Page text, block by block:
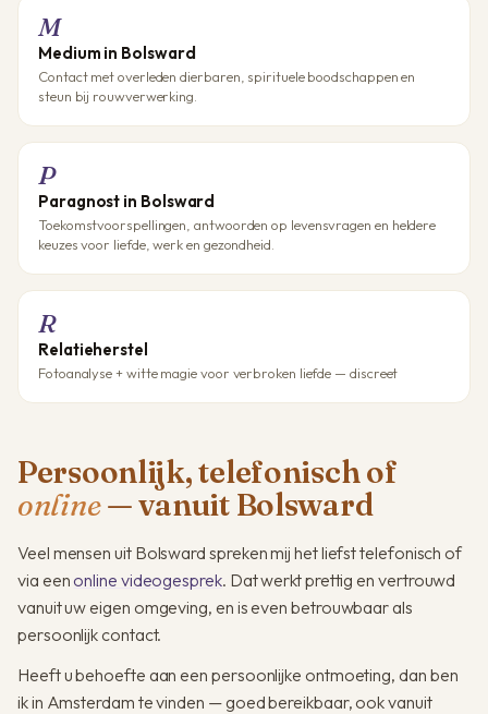
M
Medium in Bolsward
Contact met overleden dierbaren, spirituele boodschappen en
steun bij rouwverwerking.
P
Paragnost in Bolsward
Toekomstvoorspellingen, antwoorden op levensvragen en heldere
keuzes voor liefde, werk en gezondheid.
R
Relatieherstel
Fotoanalyse + witte magie voor verbroken liefde — discreet
Persoonlijk, telefonisch of
online— vanuit Bolsward
Veel mensen uit Bolsward spreken mij het liefst telefonisch of
via een online videogesprek. Dat werkt prettig en vertrouwd
vanuit uw eigen omgeving, en is even betrouwbaar als
persoonlijk contact.
Heeft u behoefte aan een persoonlijke ontmoeting, dan ben
ik in Amsterdam te vinden — goed bereikbaar, ook vanuit